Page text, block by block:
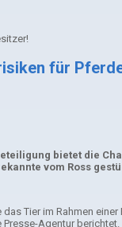
für
bietet die
vom Ross
Tier im Rahmen
Agentur berichtet.